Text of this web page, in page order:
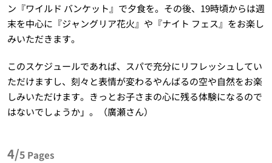
ン『ワイルド バンケット』で夕食を。その後、19時頃からは週
末を中心に『ジャングリア花火』や『ナイト フェス』をお楽し
みいただきます。
このスケジュールであれば、スパで充分にリフレッシュしてい
ただけますし、刻々と表情が変わるやんばるの空や自然をお楽
しみいただけます。きっとお子さまの心に残る体験になるので
はないでしょうか」。（廣瀬さん）
4/5 Pages